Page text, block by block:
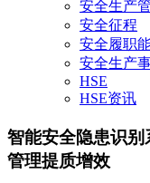
安全生产
安全征程
安全履职
安全生产
HSE
HSE资讯
智能安全隐患识
管理提质增效